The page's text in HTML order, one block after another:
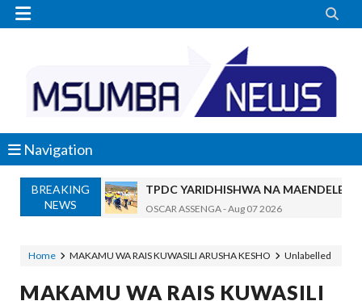
 
Navigation
BREAKING
NEWS
TPDC YARIDHISHWA NA MAENDELEO
OSCAR ASSENGA-Aug 07 2026
MSUMBA- Aug 07 2026
Home Unlabelled
MAKAMU WA RAIS KUWASILI ARUSHA KESHO
MAKAMU WA RAIS KUWASILI